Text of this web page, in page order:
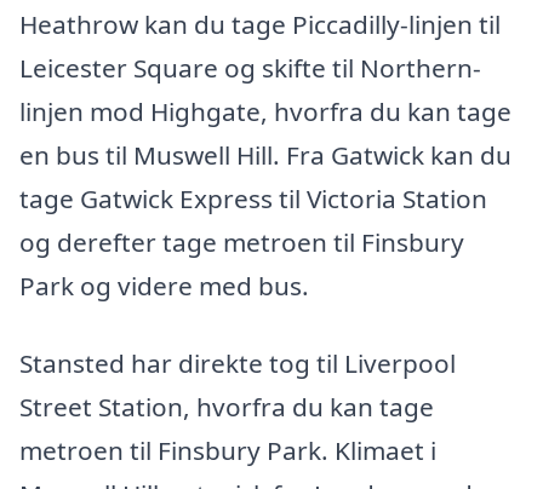
Heathrow kan du tage Piccadilly-linjen til
Leicester Square og skifte til Northern-
linjen mod Highgate, hvorfra du kan tage
en bus til Muswell Hill. Fra Gatwick kan du
tage Gatwick Express til Victoria Station
og derefter tage metroen til Finsbury
Park og videre med bus.
Stansted har direkte tog til Liverpool
Street Station, hvorfra du kan tage
metroen til Finsbury Park. Klimaet i